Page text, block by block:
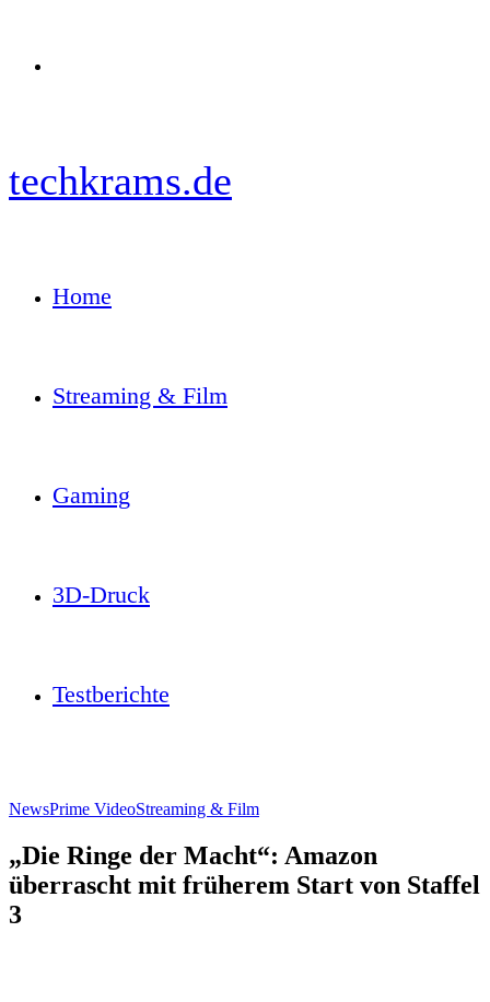
techkrams.de
Home
Streaming & Film
Gaming
3D-Druck
Testberichte
NewsPrime VideoStreaming & Film
„Die Ringe der Macht“: Amazon
überrascht mit früherem Start von Staffel
3